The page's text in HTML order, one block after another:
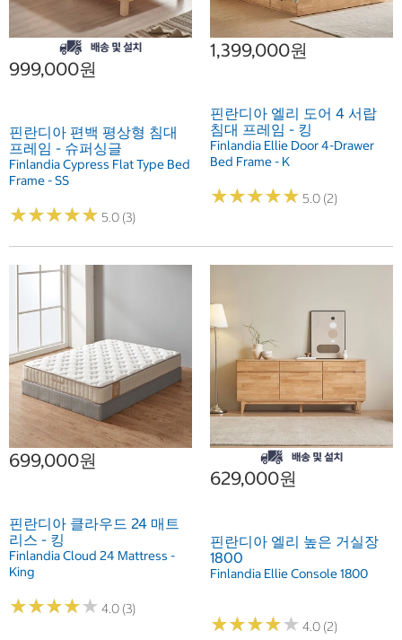
999,000원
핀란디아 편백 평상형 침대
프레임 - 슈퍼싱글
Finlandia Cypress Flat Type Bed
Frame - SS
★★★★★
★★★★★ 5.0 (3)
1,399,000원
핀란디아 엘리 도어 4 서랍
침대 프레임 - 킹
Finlandia Ellie Door 4-Drawer
Bed Frame - K
★★★★★
★★★★★ 5.0 (2)
699,000원
핀란디아 클라우드 24 매트
리스 - 킹
Finlandia Cloud 24 Mattress -
King
★★★★★
★★★★★ 4.0 (3)
629,000원
핀란디아 엘리 높은 거실장
1800
Finlandia Ellie Console 1800
★★★★★
★★★★★ 4.0 (2)